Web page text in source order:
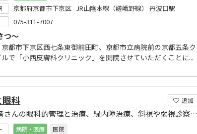
京都府京都市下京区 JR山陰本線（嵯峨野線） 丹波口駅
075-311-7007
つ～
都市下京区西七条東御前田町、京都市立病院前の京都五条ク
ルで「小西皮膚科クリニック」を開院させていただくことに...
追加
眼科
糖尿病患者さんの眼科的管理と治療、緑内障治療、斜視や弱視診察などお気軽にご相談ください。
病院・医療
医院